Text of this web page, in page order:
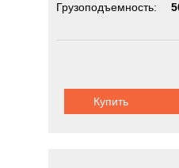
Грузоподъемность:
Купить